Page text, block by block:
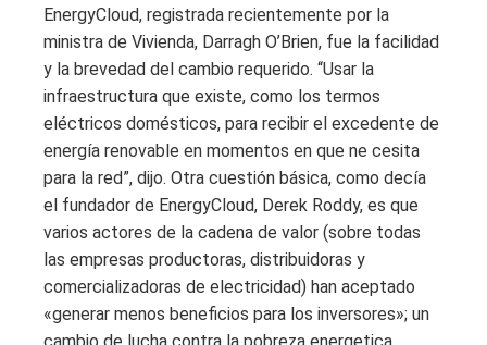
EnergyCloud, registrada recientemente por la
ministra de Vivienda, Darragh O’Brien, fue la facilidad
y la brevedad del cambio requerido. “Usar la
infraestructura que existe, como los termos
eléctricos domésticos, para recibir el excedente de
energía renovable en momentos en que ne cesita
para la red”, dijo. Otra cuestión básica, como decía
el fundador de EnergyCloud, Derek Roddy, es que
varios actores de la cadena de valor (sobre todas
las empresas productoras, distribuidoras y
comercializadoras de electricidad) han aceptado
«generar menos beneficios para los inversores»; un